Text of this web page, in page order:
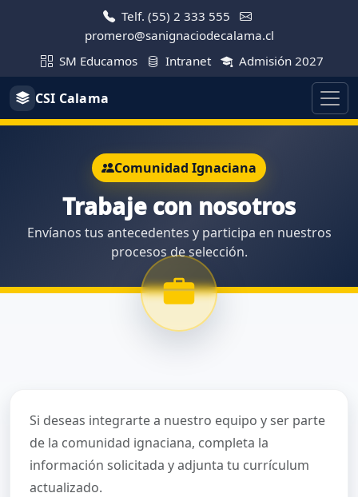
Telf. (55) 2 333 555
promero@sanignaciodecalama.cl
SM Educamos
Intranet Admisión 2027
CSI Calama
Comunidad Ignaciana
Trabaje con nosotros
Envíanos tus antecedentes y participa en nuestros
procesos de selección.
Si deseas integrarte a nuestro equipo y ser parte
de la comunidad ignaciana, completa la
información solicitada y adjunta tu currículum
actualizado.